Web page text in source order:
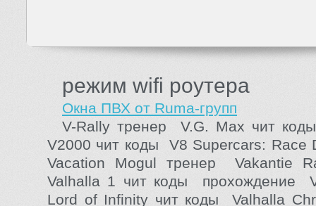
режим wifi роутера
Окна ПВХ от Ruma-групп
V-Rally тренер V.G. Max чит
V2000 чит коды V8 Supercars: Race
Vacation Mogul тренер Vakantie
Valhalla 1 чит коды прохождение
Lord of Infinity чит коды Valhalla